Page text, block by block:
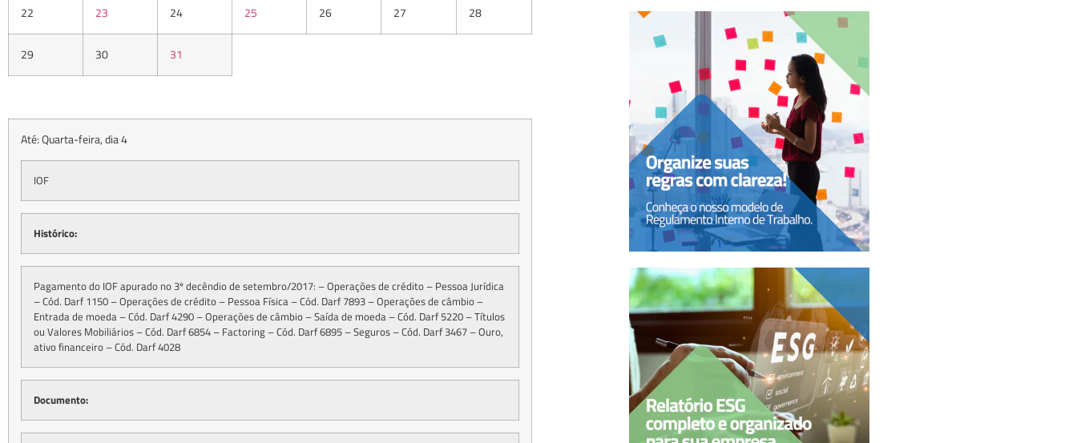
22 23 24 25 26 27 28
29 30 31
Até: Quarta-feira, dia 4
IOF
Histórico:
Pagamento do IOF apurado no 3º decêndio de setembro/2017: – Operações de crédito – Pessoa Jurídica
– Cód. Darf 1150 – Operações de crédito – Pessoa Física – Cód. Darf 7893 – Operações de câmbio –
Entrada de moeda – Cód. Darf 4290 – Operações de câmbio – Saída de moeda – Cód. Darf 5220 – Títulos
ou Valores Mobiliários – Cód. Darf 6854 – Factoring – Cód. Darf 6895 – Seguros – Cód. Darf 3467 – Ouro,
ativo financeiro – Cód. Darf 4028
Documento: